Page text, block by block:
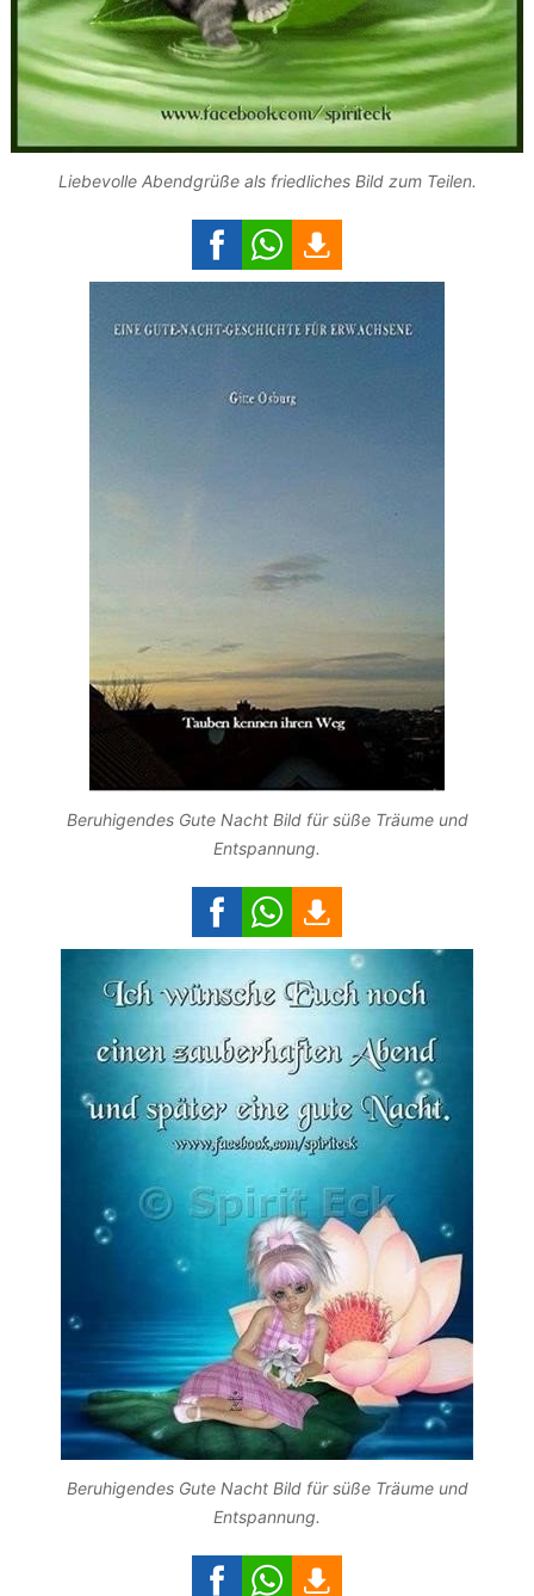
Liebevolle Abendgrüße als friedliches Bild zum Teilen.
Beruhigendes Gute Nacht Bild für süße Träume und
Entspannung.
Beruhigendes Gute Nacht Bild für süße Träume und
Entspannung.